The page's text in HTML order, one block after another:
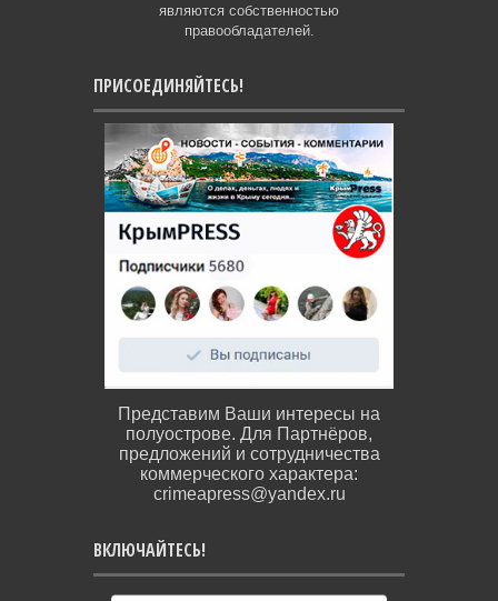
являются собственностью
правообладателей.
ПРИСОЕДИНЯЙТЕСЬ!
Представим Ваши интересы на
полуострове. Для Партнёров,
предложений и сотрудничества
коммерческого характера:
crimeapress@yandex.ru
ВКЛЮЧАЙТЕСЬ!